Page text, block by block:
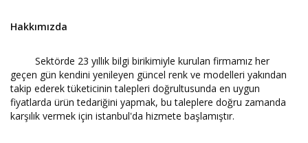
Hakkımızda
Sektörde 23 yıllık bilgi birikimiyle kurulan firmamız her
geçen gün kendini yenileyen güncel renk ve modelleri yakından
takip ederek tüketicinin talepleri doğrultusunda en uygun
fiyatlarda ürün tedariğini yapmak, bu taleplere doğru zamanda
karşılık vermek için istanbul'da hizmete başlamıştır.